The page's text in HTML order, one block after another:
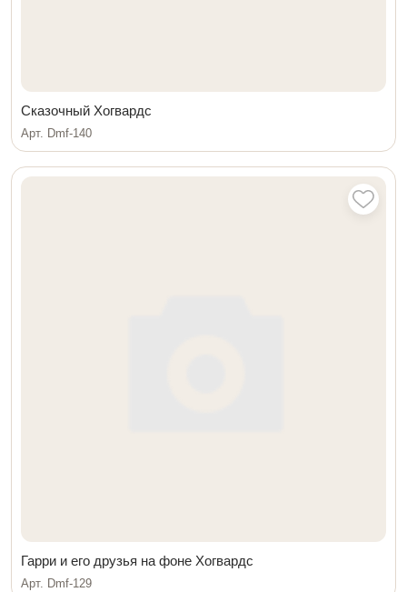
Сказочный Хогвардс
Арт. Dmf-140
Гарри и его друзья на фоне Хогвардс
Арт. Dmf-129